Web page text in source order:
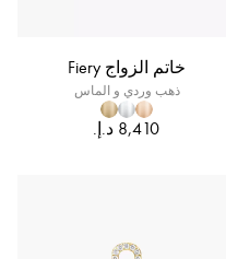
خاتم الزواج Fiery
ذهب وردي و الماس
‏8,410 د.إ.‏